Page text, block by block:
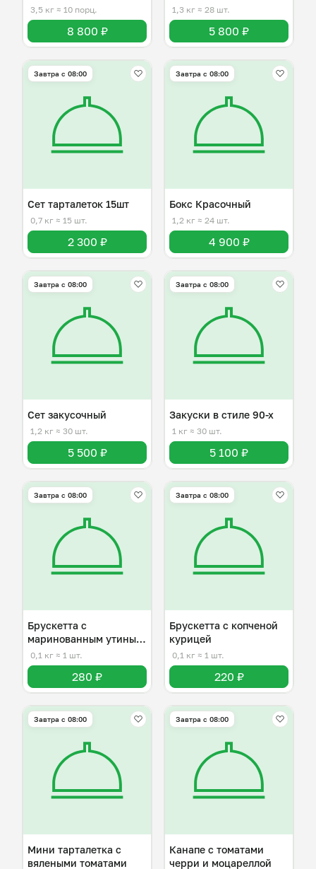
3,5 кг ≈ 10 порц.
8 800 ₽
1,3 кг ≈ 28 шт.
5 800 ₽
Завтра c 08:00
Сет тарталеток 15шт
0,7 кг ≈ 15 шт.
2 300 ₽
Завтра c 08:00
Бокс Красочный
1,2 кг ≈ 24 шт.
4 900 ₽
Завтра c 08:00
Сет закусочный
1,2 кг ≈ 30 шт.
5 500 ₽
Завтра c 08:00
Закуски в стиле 90-х
1 кг ≈ 30 шт.
5 100 ₽
Завтра c 08:00
Брускетта с
маринованным утиным
ростбифом
0,1 кг ≈ 1 шт.
280 ₽
Завтра c 08:00
Брускетта с копченой
курицей
0,1 кг ≈ 1 шт.
220 ₽
Завтра c 08:00
Мини тарталетка с
вялеными томатами
Завтра c 08:00
Канапе с томатами
черри и моцареллой